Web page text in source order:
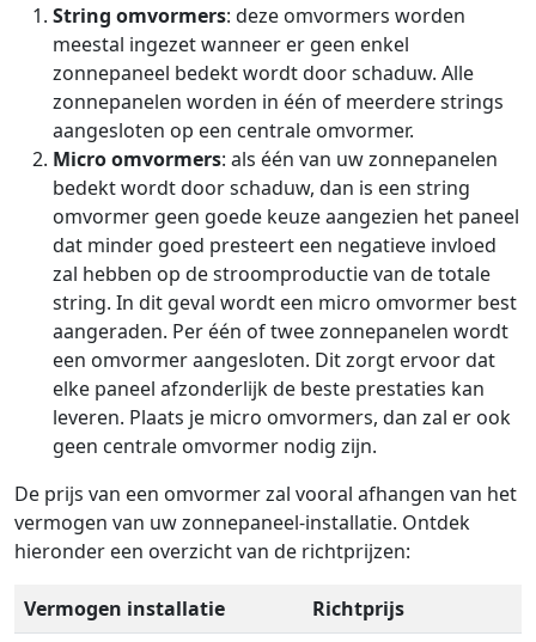
String omvormers: deze omvormers worden
meestal ingezet wanneer er geen enkel
zonnepaneel bedekt wordt door schaduw. Alle
zonnepanelen worden in één of meerdere strings
aangesloten op een centrale omvormer.
Micro omvormers: als één van uw zonnepanelen
bedekt wordt door schaduw, dan is een string
omvormer geen goede keuze aangezien het paneel
dat minder goed presteert een negatieve invloed
zal hebben op de stroomproductie van de totale
string. In dit geval wordt een micro omvormer best
aangeraden. Per één of twee zonnepanelen wordt
een omvormer aangesloten. Dit zorgt ervoor dat
elke paneel afzonderlijk de beste prestaties kan
leveren. Plaats je micro omvormers, dan zal er ook
geen centrale omvormer nodig zijn.
De prijs van een omvormer zal vooral afhangen van het
vermogen van uw zonnepaneel-installatie. Ontdek
hieronder een overzicht van de richtprijzen:
Vermogen installatie
Richtprijs